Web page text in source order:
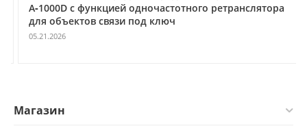
А‑1000D с функцией одночастотного ретранслятора
для объектов связи под ключ
05.21.2026
Магазин